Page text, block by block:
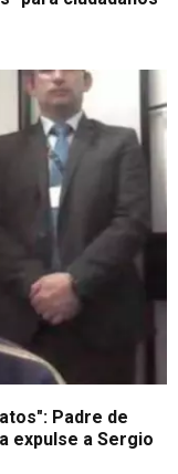
Padre de
expulse a Sergio